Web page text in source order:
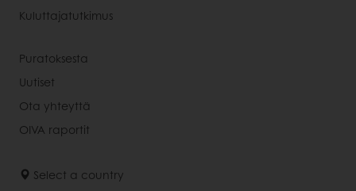
Kuluttajatutkimus
Puratoksesta
Uutiset
Ota yhteyttä
OIVA raportit
Select a country